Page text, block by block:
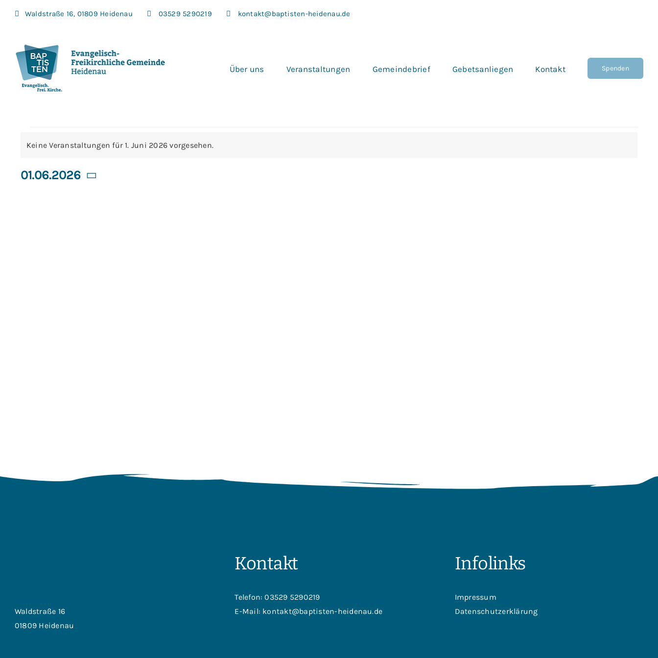
Waldstraße 16, 01809 Heidenau 03529 5290219 kontakt@baptisten-heidenau.de
Über uns Veranstaltungen Gemeindebrief Gebetsanliegen Kontakt Spenden
Veranstaltungen
für
Hinweis
Keine Veranstaltungen für 1. Juni 2026 vorgesehen.
01.06.2026
Waldstraße 16
01809 Heidenau
Kontakt
Telefon:03529 5290219
E-Mail: kontakt@baptisten-heidenau.de
Infolinks
Impressum
Datenschutzerklärung